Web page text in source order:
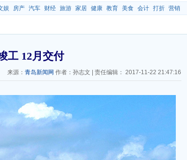
娱 房产 汽车 财经 旅游 家居 健康 教育 美食 会计 打折 营销
工 12月交付
来源： 青岛新闻网 作者：孙志文 责任编辑： 2017-11-22 21:47:16